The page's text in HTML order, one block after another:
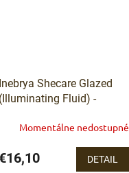
Inebrya Shecare Glazed
(Illuminating Fluid) -
matné vlasy 50 ml
Momentálne nedostupné
DETAIL